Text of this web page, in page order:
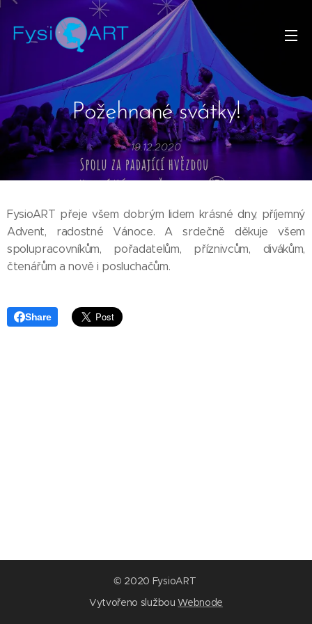
Požehnané svátky!
19.12.2020
FysioART přeje všem dobrým lidem krásné dny, příjemný
Advent, radostné Vánoce. A srdečně děkuje všem
spolupracovníkům, pořadatelům, příznivcům, divákům,
čtenářům a nově i posluchačům.
Share
© 2020 FysioART
Vytvořeno službouWebnode